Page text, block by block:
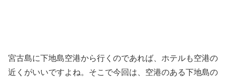
宮古島に下地島空港から行くのであれば、ホテルも空港の
近くがいいですよね。そこで今回は、空港のある下地島の